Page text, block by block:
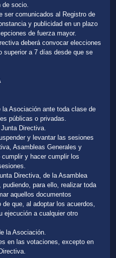
socio.
ser comunicados al Registro de
y publicidad en un plazo
de fuerza mayor.
deberá convocar elecciones
superior a 7 días desde que se
Asociación ante toda clase de
públicas o privadas.
Directiva.
y levantar las sesiones
Asambleas Generales y
y hacer cumplir los
Directiva, de la Asamblea
para ello, realizar toda
aquellos documentos
que, al adoptar los acuerdos,
ejecución a cualquier otro
la Asociación.
en las votaciones, excepto en